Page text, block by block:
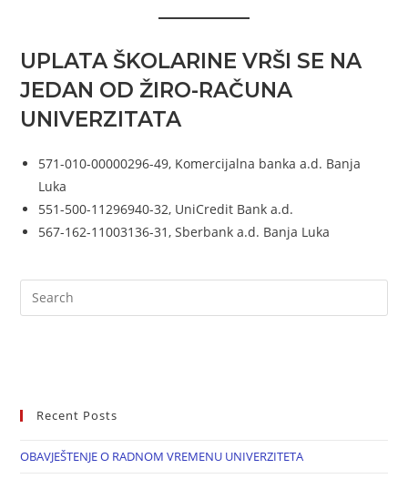
UPLATA ŠKOLARINE VRŠI SE NA
JEDAN OD ŽIRO-RAČUNA
UNIVERZITATA
571-010-00000296-49, Komercijalna banka a.d. Banja
Luka
551-500-11296940-32, UniCredit Bank a.d.
567-162-11003136-31, Sberbank a.d. Banja Luka
Recent Posts
OBAVJEŠTENJE O RADNOM VREMENU UNIVERZITETA